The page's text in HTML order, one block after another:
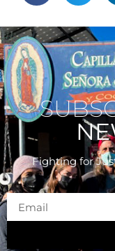
Fighting for